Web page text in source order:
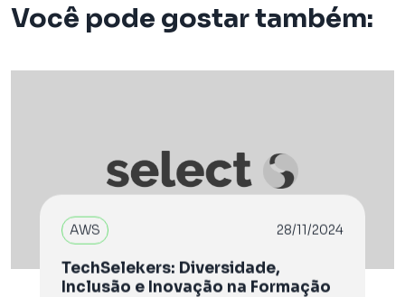
Você pode gostar também:
AWS 28/11/2024
TechSelekers: Diversidade,
Inclusão e Inovação na Formação